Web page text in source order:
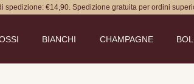
spedizione: €14,90. Spedizione gratuita per ordini
BIANCHI CHAMPAGNE